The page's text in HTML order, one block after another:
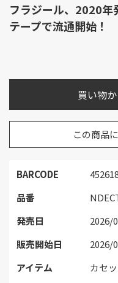
BARCODE
品番
発売日
2026/
販売開始日
2026/
アイテム
カセ
この商品
フラジール、2020
テープで流通開始！